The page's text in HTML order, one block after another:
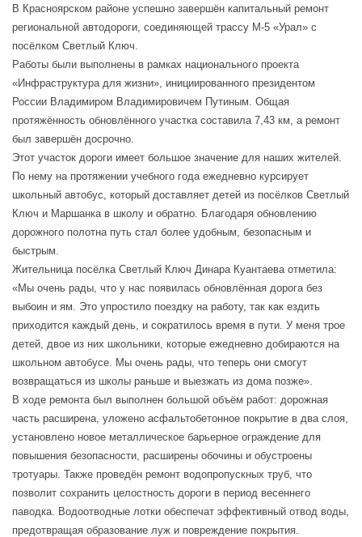
В Красноярском районе успешно завершён капитальный ремонт
региональной автодороги, соединяющей трассу М-5 «Урал» с
посёлком Светлый Ключ.
Работы были выполнены в рамках национального проекта
«Инфраструктура для жизни», инициированного президентом
России Владимиром Владимировичем Путиным. Общая
протяжённость обновлённого участка составила 7,43 км, а ремонт
был завершён досрочно.
Этот участок дороги имеет большое значение для наших жителей.
По нему на протяжении учебного года ежедневно курсирует
школьный автобус, который доставляет детей из посёлков Светлый
Ключ и Маршанка в школу и обратно. Благодаря обновлению
дорожного полотна путь стал более удобным, безопасным и
быстрым.
Жительница посёлка Светлый Ключ Динара Куантаева отметила:
«Мы очень рады, что у нас появилась обновлённая дорога без
выбоин и ям. Это упростило поездку на работу, так как ездить
приходится каждый день, и сократилось время в пути. У меня трое
детей, двое из них школьники, которые ежедневно добираются на
школьном автобусе. Мы очень рады, что теперь они смогут
возвращаться из школы раньше и выезжать из дома позже».
В ходе ремонта был выполнен большой объём работ: дорожная
часть расширена, уложено асфальтобетонное покрытие в два слоя,
установлено новое металлическое барьерное ограждение для
повышения безопасности, расширены обочины и обустроены
тротуары. Также проведён ремонт водопропускных труб, что
позволит сохранить целостность дороги в период весеннего
паводка. Водоотводные лотки обеспечат эффективный отвод воды,
предотвращая образование луж и повреждение покрытия.